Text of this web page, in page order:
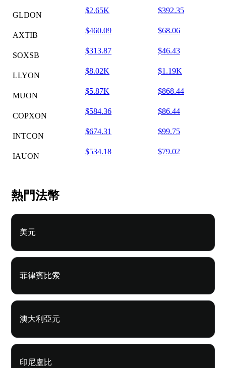
GLDON
$2.65K $392.35
AXTIB
$460.09 $68.06
SOXSB
$313.87 $46.43
LLYON
$8.02K $1.19K
MUON
$5.87K $868.44
COPXON
$584.36 $86.44
INTCON
$674.31 $99.75
IAUON
$534.18 $79.02
熱門法幣
美元
菲律賓比索
澳大利亞元
印尼盧比